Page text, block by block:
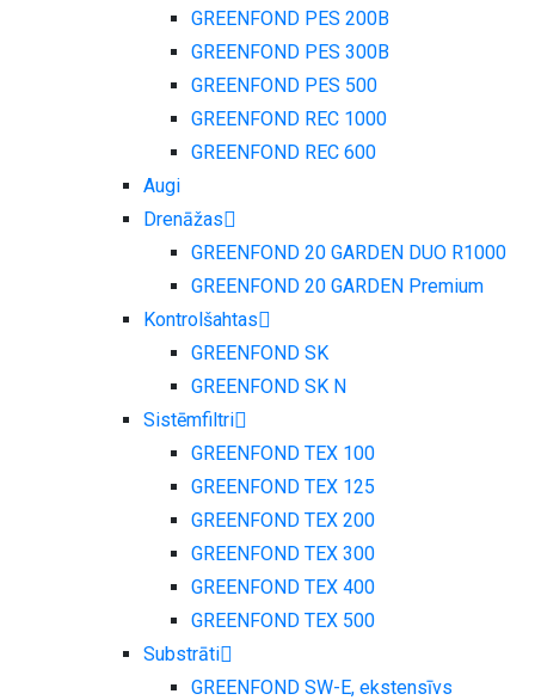
GREENFOND PES 200B
GREENFOND PES 300B
GREENFOND PES 500
GREENFOND REC 1000
GREENFOND REC 600
Augi
Drenāžas
GREENFOND 20 GARDEN DUO R1000
GREENFOND 20 GARDEN Premium
Kontrolšahtas
GREENFOND SK
GREENFOND SK N
Sistēmfiltri
GREENFOND TEX 100
GREENFOND TEX 125
GREENFOND TEX 200
GREENFOND TEX 300
GREENFOND TEX 400
GREENFOND TEX 500
Substrāti
GREENFOND SW-E, ekstensīvs